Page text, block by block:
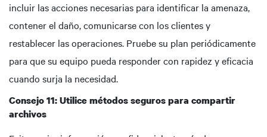
incluir las acciones necesarias para identificar la amenaza,
contener el daño, comunicarse con los clientes y
restablecer las operaciones. Pruebe su plan periódicamente
para que su equipo pueda responder con rapidez y eficacia
cuando surja la necesidad.
Consejo 11: Utilice métodos seguros para compartir
archivos